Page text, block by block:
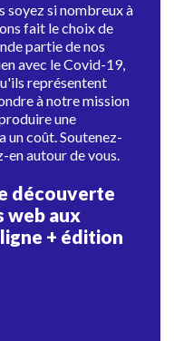
soyez si nombreux à
fait le choix de
partie de nos
avec le Covid-19,
représentent
à notre mission
une
un coût. Soutenez-
en autour de vous.
découverte
web aux
+ édition